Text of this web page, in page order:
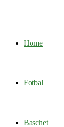
Home
Fotbal
Baschet